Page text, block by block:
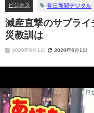
ビジネス 朝日新聞デジタル
減産直撃のサプラ
災教訓は
2020年6月1日 2020年6月1日